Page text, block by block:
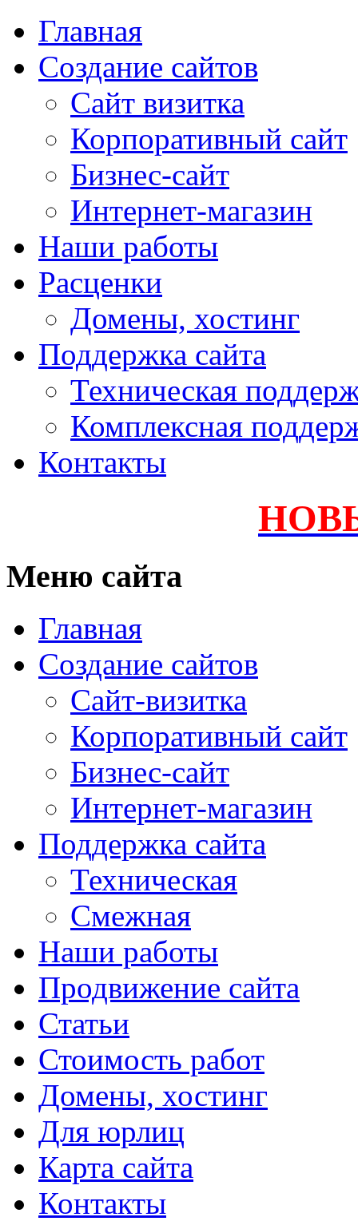
Главная
Создание сайтов
Сайт визитка
Корпоративный сайт
Бизнес-сайт
Интернет-магазин
Наши работы
Расценки
Домены, хостинг
Поддержка сайта
Техническая
Комплексная
Контакты
Меню сайта
Главная
Создание сайтов
Сайт-визитка
Корпоративный сайт
Бизнес-сайт
Интернет-магазин
Поддержка сайта
Техническая
Смежная
Наши работы
Продвижение сайта
Статьи
Стоимость работ
Домены, хостинг
Для юрлиц
Карта сайта
Контакты